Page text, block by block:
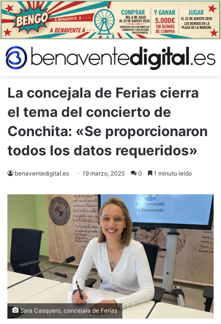
La concejala de Ferias cierra
el tema del concierto de
Conchita: «Se proporcionaron
todos los datos requeridos»
benaventedigital.es 19 marzo, 2025 0 1 minuto leído
Sara Casquero, concejala de Ferias